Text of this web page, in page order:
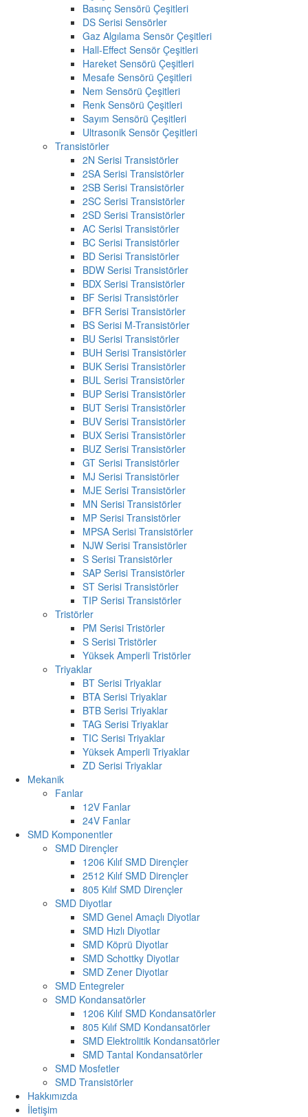
Basınç Sensörü Çeşitleri
DS Serisi Sensörler
Gaz Algılama Sensör Çeşitleri
Hall-Effect Sensör Çeşitleri
Hareket Sensörü Çeşitleri
Mesafe Sensörü Çeşitleri
Nem Sensörü Çeşitleri
Renk Sensörü Çeşitleri
Sayım Sensörü Çeşitleri
Ultrasonik Sensör Çeşitleri
Transistörler
2N Serisi Transistörler
2SA Serisi Transistörler
2SB Serisi Transistörler
2SC Serisi Transistörler
2SD Serisi Transistörler
AC Serisi Transistörler
BC Serisi Transistörler
BD Serisi Transistörler
BDW Serisi Transistörler
BDX Serisi Transistörler
BF Serisi Transistörler
BFR Serisi Transistörler
BS Serisi M-Transistörler
BU Serisi Transistörler
BUH Serisi Transistörler
BUK Serisi Transistörler
BUL Serisi Transistörler
BUP Serisi Transistörler
BUT Serisi Transistörler
BUV Serisi Transistörler
BUX Serisi Transistörler
BUZ Serisi Transistörler
GT Serisi Transistörler
MJ Serisi Transistörler
MJE Serisi Transistörler
MN Serisi Transistörler
MP Serisi Transistörler
MPSA Serisi Transistörler
NJW Serisi Transistörler
S Serisi Transistörler
SAP Serisi Transistörler
ST Serisi Transistörler
TIP Serisi Transistörler
Tristörler
PM Serisi Tristörler
S Serisi Tristörler
Yüksek Amperli Tristörler
Triyaklar
BT Serisi Triyaklar
BTA Serisi Triyaklar
BTB Serisi Triyaklar
TAG Serisi Triyaklar
TIC Serisi Triyaklar
Yüksek Amperli Triyaklar
ZD Serisi Triyaklar
Mekanik
Fanlar
12V Fanlar
24V Fanlar
SMD Komponentler
SMD Dirençler
1206 Kılıf SMD Dirençler
2512 Kılıf SMD Dirençler
805 Kılıf SMD Dirençler
SMD Diyotlar
SMD Genel Amaçlı Diyotlar
SMD Hızlı Diyotlar
SMD Köprü Diyotlar
SMD Schottky Diyotlar
SMD Zener Diyotlar
SMD Entegreler
SMD Kondansatörler
1206 Kılıf SMD Kondansatörler
805 Kılıf SMD Kondansatörler
SMD Elektrolitik Kondansatörler
SMD Tantal Kondansatörler
SMD Mosfetler
SMD Transistörler
Hakkımızda
İletişim